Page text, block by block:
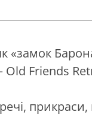
«замок
Old Friends
прикраси,